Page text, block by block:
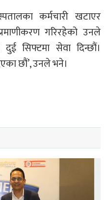
कर्मचारी खटाएर
गरिरहेको उनले
सिफ्टमा सेवा दिन्छौं।
छौं’, उनले भने।